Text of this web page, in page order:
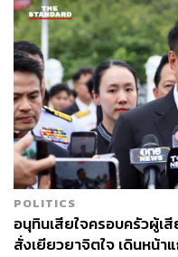
THE
กองบ
ศวิต
ช่างภ
POLITICS
อนุทินเสียใจครอบครัวผู้เ
สั่งเยียวยาจิตใจ เดินหน้